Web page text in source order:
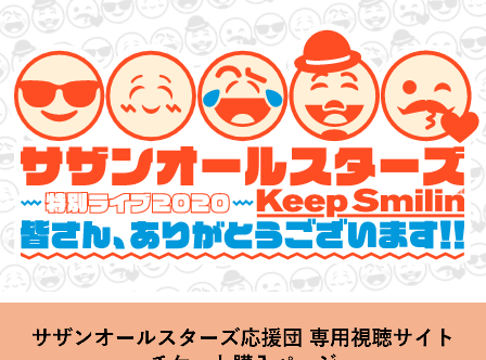
サザンオールスターズ 特別ライブ 2020
2020.06.25 Thu 20:00 Start at 横浜アリーナ